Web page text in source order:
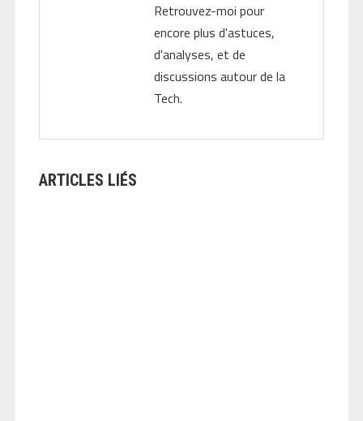
Retrouvez-moi pour
encore plus d'astuces,
d'analyses, et de
discussions autour de la
Tech.
ARTICLES LIÉS